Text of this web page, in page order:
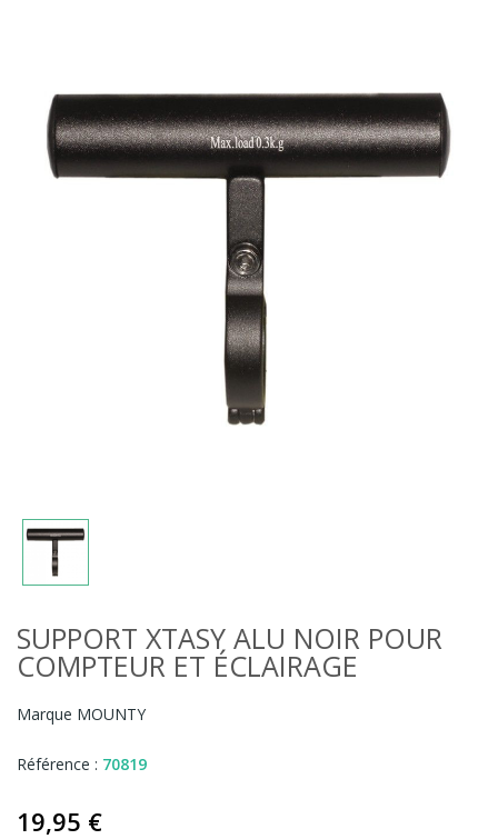
SUPPORT XTASY ALU NOIR POUR
COMPTEUR ET ÉCLAIRAGE
Marque MOUNTY
Référence : 70819
19,95 €